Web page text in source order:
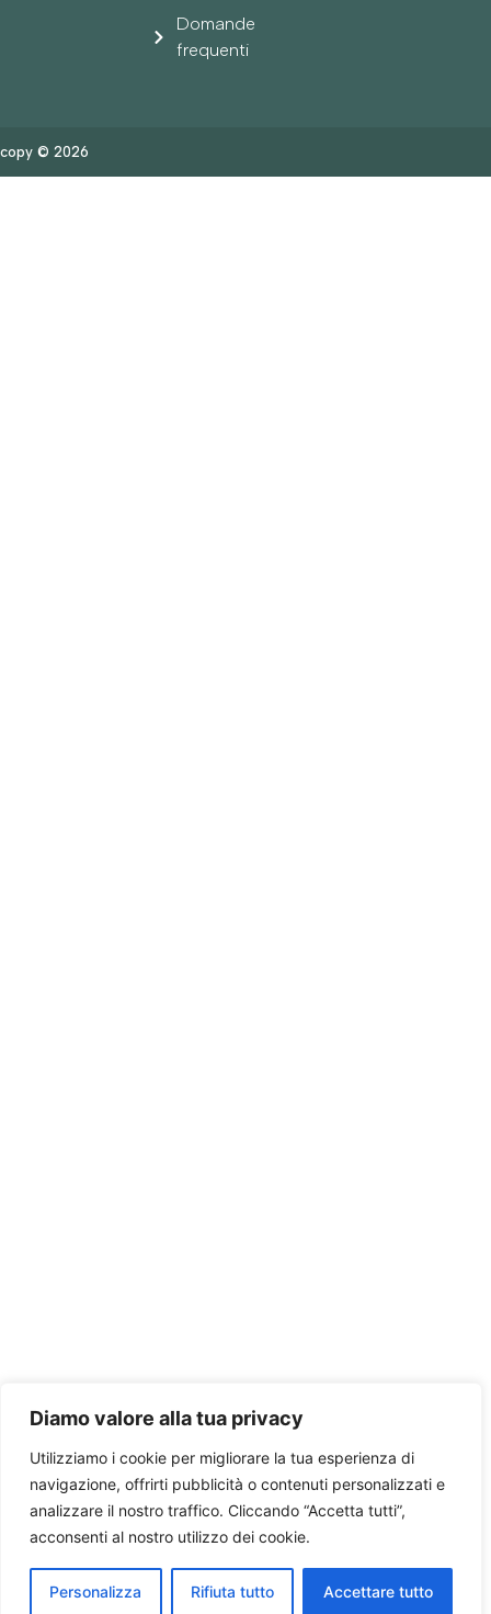
Diamo valore alla tua privacy
Utilizziamo i cookie per migliorare la tua esperienza di
navigazione, offrirti pubblicità o contenuti personalizzati e
analizzare il nostro traffico. Cliccando “Accetta tutti”,
acconsenti al nostro utilizzo dei cookie.
Personalizza Rifiuta tutto Accettare tutto
Domande
frequenti
copy © 2026